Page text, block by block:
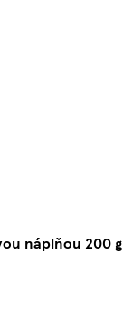
náplňou 200 g